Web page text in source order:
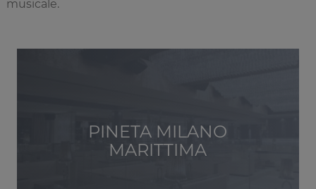
musicale.
PINETA MILANO
MARITTIMA